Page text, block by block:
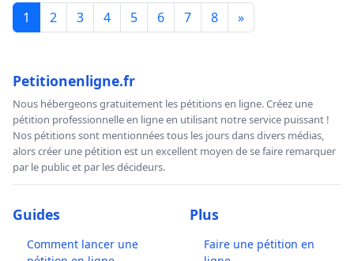
1 2 3 4 5 6 7 8 »
Petitionenligne.fr
Nous hébergeons gratuitement les pétitions en ligne. Créez une
pétition professionnelle en ligne en utilisant notre service puissant !
Nos pétitions sont mentionnées tous les jours dans divers médias,
alors créer une pétition est un excellent moyen de se faire remarquer
par le public et par les décideurs.
Guides
Comment lancer une
Plus
Faire une pétition en